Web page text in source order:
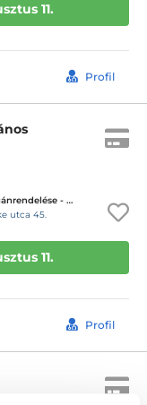
11.
Profil
Dr. Kormos Andor János magánrendelése - Dr. Orto egészségcentrum
utca 45.
11.
Profil